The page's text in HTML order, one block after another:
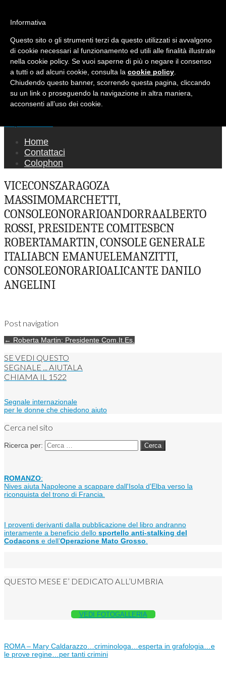
Mondo Italiano nel Mondo
LE INTERVISTE SONO AGLI ITALIANI CHE
RICOPRONO RUOLI ISTITUZIONALI, A
QUELLI CHE RAPPRESENTANO LA SOCIETÀ E
A CHI È UN "COMUNE CITTADINO" ...
PER TUTTO QUESTO SIAMO "ORGOGLIOSI
DI ESSERE ITALIANI"
Home
Contattaci
Colophon
VICECONSZARAGOZA
MASSIMOMARCHETTI,
CONSOLEONORARIOANDORRAALBERTO
ROSSI, PRESIDENTE COMITESBCN
ROBERTAMARTIN, CONSOLE GENERALE
ITALIABCN EMANUELEMANZITTI,
CONSOLEONORARIOALICANTE DANILO
ANGELINI
Post navigation
← Roberta Martin: Presidente Com.It.Es.
SE VEDI QUESTO
SEGNALE ... AIUTALA
CHIAMA IL 1522
Segnale internazionale
per le donne che chiedono aiuto
Cerca nel sito
Ricerca per:
ROMANZO:
Nives aiuta Napoleone a scappare dall'Isola d'Elba verso la
riconquista del trono di Francia.
I proventi derivanti dalla pubblicazione del libro andranno
interamente a beneficio dello sportello anti-stalking del
Codacons e dell’Operazione Mato Grosso
QUESTO MESE E’ DEDICATO ALL’UMBRIA
VEDI FOTOGALLERIA
ROMA – Mary Caldarazzo…criminologa…esperta in grafologia…e
le prove regine…per tanti crimini
Informativa
Questo sito o gli strumenti terzi da questo utilizzati si avvalgono
di cookie necessari al funzionamento ed utili alle finalità illustrate
nella cookie policy. Se vuoi saperne di più o negare il consenso
a tutti o ad alcuni cookie, consulta la cookie policy
Chiudendo questo banner, scorrendo questa pagina, cliccando
su un link o proseguendo la navigazione in altra maniera,
acconsenti all’uso dei cookie.